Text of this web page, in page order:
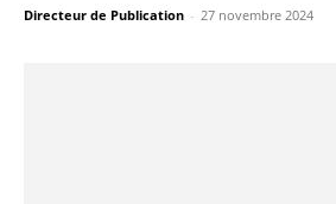
Directeur de Publication - 27 novembre 2024